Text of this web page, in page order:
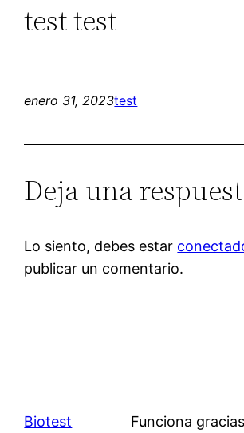
test test
enero 31, 2023test
Deja una
Lo siento, debes estar
publicar un comentario.
Biotest Funciona